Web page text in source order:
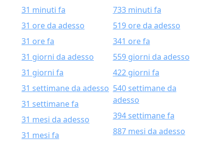
31 minuti fa
31 ore da adesso
31 ore fa
31 giorni da adesso
31 giorni fa
31 settimane da adesso
31 settimane fa
31 mesi da adesso
31 mesi fa
733 minuti fa
519 ore da adesso
341 ore fa
559 giorni da adesso
422 giorni fa
540 settimane da
adesso
394 settimane fa
887 mesi da adesso